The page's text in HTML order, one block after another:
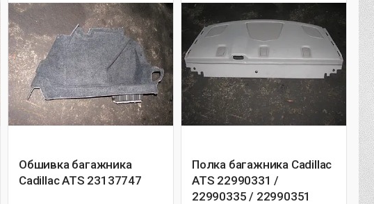
Обшивка багажника
Cadillac ATS 23137747
Полка багажника Cadillac
ATS 22990331 /
22990335 / 22990351